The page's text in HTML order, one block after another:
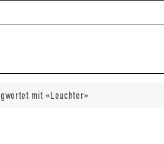
mit «Leuchter»